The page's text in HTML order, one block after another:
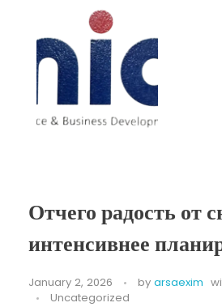
Отчего радость от
интенсивнее
January 2, 2026 by arsaexim
Uncategorized